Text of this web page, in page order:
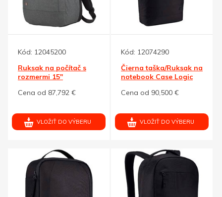
Kód: 12045200
Ruksak na počítač s
rozmermi 15"
Cena od 87,792 €
VLOŽIŤ DO VÝBERU
Kód: 12074290
Čierna taška/Ruksak na
notebook Case Logic
Cena od 90,500 €
VLOŽIŤ DO VÝBERU